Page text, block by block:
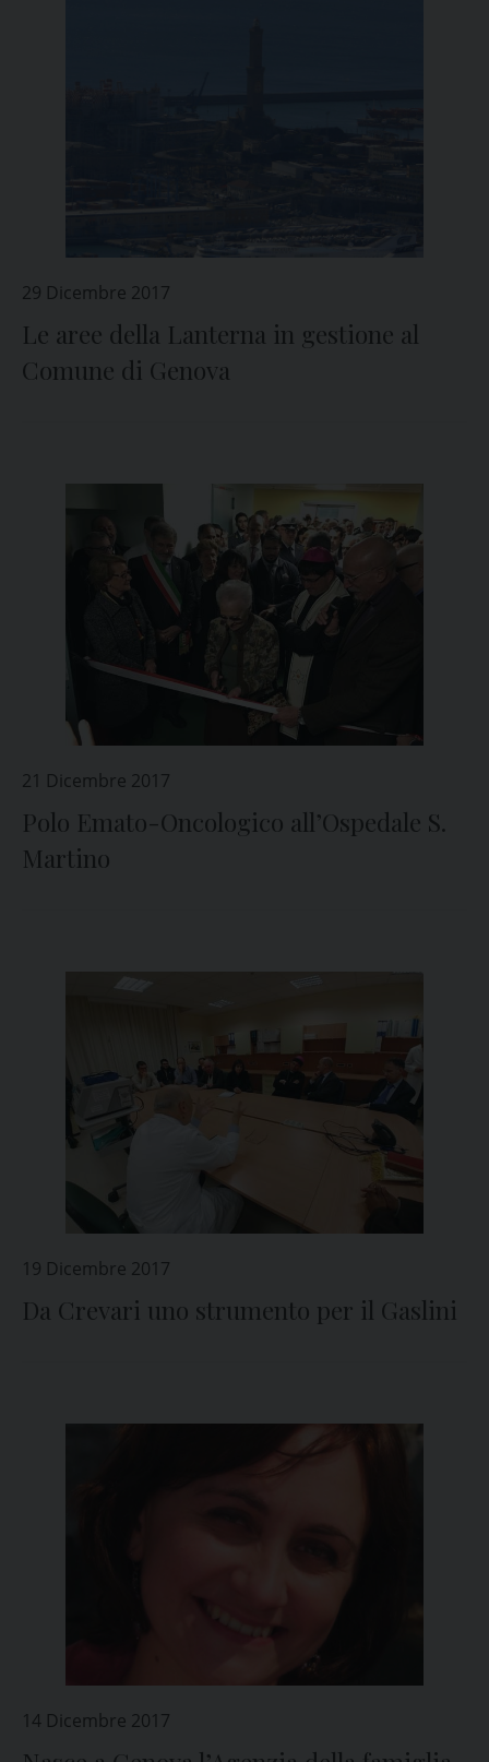
29 Dicembre 2017
Le aree della Lanterna in gestione al
Comune di Genova
21 Dicembre 2017
Polo Emato-Oncologico all’Ospedale S.
Martino
19 Dicembre 2017
Da Crevari uno strumento per il Gaslini
14 Dicembre 2017